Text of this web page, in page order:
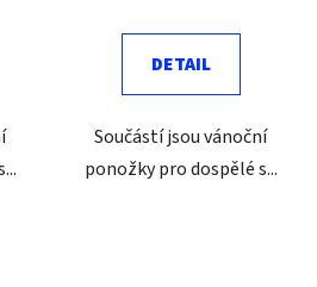
DETAIL
Součástí jsou vánoční
ponožky pro dospělé s...